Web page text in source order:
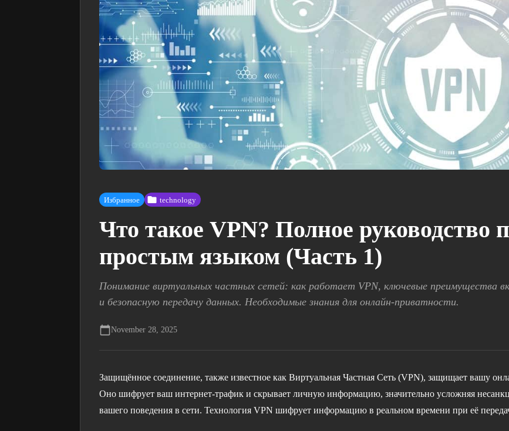
Избранное technology
Что такое VPN? Полное руководство
простым языком (Часть 1)
Понимание виртуальных частных сетей: как работает VPN, ключевые преимущества
и безопасную передачу данных. Необходимые знания для онлайн-приватности.
November 28, 2025
Защищённое соединение, также известное как Виртуальная Частная Сеть (VPN), защищает вашу
Оно шифрует ваш интернет-трафик и скрывает личную информацию, значительно усложняя
вашего поведения в сети. Технология VPN шифрует информацию в реальном времени при её